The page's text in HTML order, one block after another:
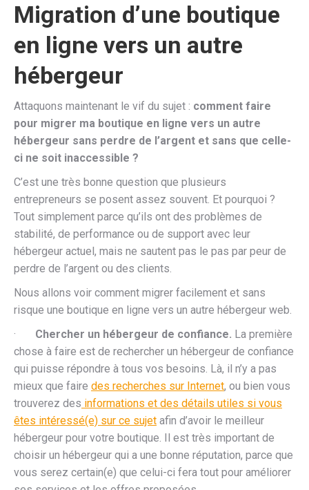
Migration d’une boutique
en ligne vers un autre
hébergeur
Attaquons maintenant le vif du sujet : comment faire
pour migrer ma boutique en ligne vers un autre
hébergeur sans perdre de l’argent et sans que celle-
ci ne soit inaccessible ?
C’est une très bonne question que plusieurs
entrepreneurs se posent assez souvent. Et pourquoi ?
Tout simplement parce qu’ils ont des problèmes de
stabilité, de performance ou de support avec leur
hébergeur actuel, mais ne sautent pas le pas par peur de
perdre de l’argent ou des clients.
Nous allons voir comment migrer facilement et sans
risque une boutique en ligne vers un autre hébergeur web.
· Chercher un hébergeur de confiance. La première
chose à faire est de rechercher un hébergeur de confiance
qui puisse répondre à tous vos besoins. Là, il n’y a pas
mieux que faire des recherches sur Internet, ou bien vous
trouverez des informations et des détails utiles si vous
êtes intéressé(e) sur ce sujet afin d’avoir le meilleur
hébergeur pour votre boutique. Il est très important de
choisir un hébergeur qui a une bonne réputation, parce que
vous serez certain(e) que celui-ci fera tout pour améliorer